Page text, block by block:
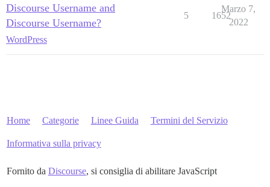
Discourse Username and
Discourse Username?
WordPress
5 1652
Marzo 7,
2022
Home Categorie Linee Guida Termini del Servizio
Informativa sulla privacy
Fornito da Discourse, si consiglia di abilitare JavaScript